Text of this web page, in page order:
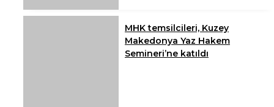
MHK temsilcileri, Kuzey
Makedonya Yaz Hakem
Semineri’ne katıldı